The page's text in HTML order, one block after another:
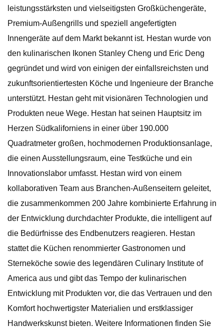
leistungsstärksten und vielseitigsten Großküchengeräte,
Premium-Außengrills und speziell angefertigten
Innengeräte auf dem Markt bekannt ist. Hestan wurde von
den kulinarischen Ikonen Stanley Cheng und Eric Deng
gegründet und wird von einigen der einfallsreichsten und
zukunftsorientiertesten Köche und Ingenieure der Branche
unterstützt. Hestan geht mit visionären Technologien und
Produkten neue Wege. Hestan hat seinen Hauptsitz im
Herzen Südkaliforniens in einer über 190.000
Quadratmeter großen, hochmodernen Produktionsanlage,
die einen Ausstellungsraum, eine Testküche und ein
Innovationslabor umfasst. Hestan wird von einem
kollaborativen Team aus Branchen-Außenseitern geleitet,
die zusammenkommen 200 Jahre kombinierte Erfahrung in
der Entwicklung durchdachter Produkte, die intelligent auf
die Bedürfnisse des Endbenutzers reagieren. Hestan
stattet die Küchen renommierter Gastronomen und
Sterneköche sowie des legendären Culinary Institute of
America aus und gibt das Tempo der kulinarischen
Entwicklung mit Produkten vor, die das Vertrauen und den
Komfort hochwertigster Materialien und erstklassiger
Handwerkskunst bieten. Weitere Informationen finden Sie